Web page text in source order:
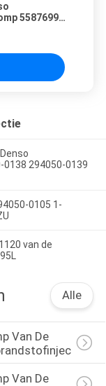
5587699
0138 294050-0139
0105 1-
van de
Alle
Van De
Van De